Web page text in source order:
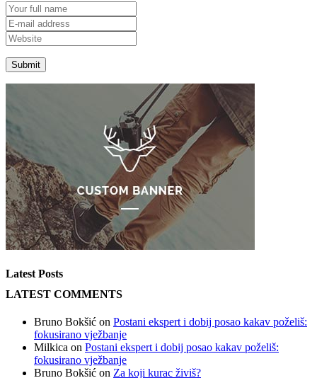
Latest Posts
LATEST COMMENTS
Bruno Bokšić on Postani ekspert i dobij posao kakav poželiš:
fokusirano vježbanje
Milkica on Postani ekspert i dobij posao kakav poželiš:
fokusirano vježbanje
Bruno Bokšić on Za koji kurac živiš?